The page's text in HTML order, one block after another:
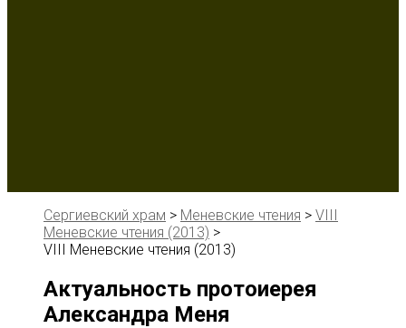
Сергиевский храм > Меневские чтения > VIII
Меневские чтения (2013) >
VIII Меневские чтения (2013)
Актуальность протоиерея
Александра Меня